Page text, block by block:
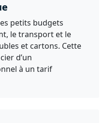
petits budgets
le transport et le
et cartons. Cette
d’un
à un tarif